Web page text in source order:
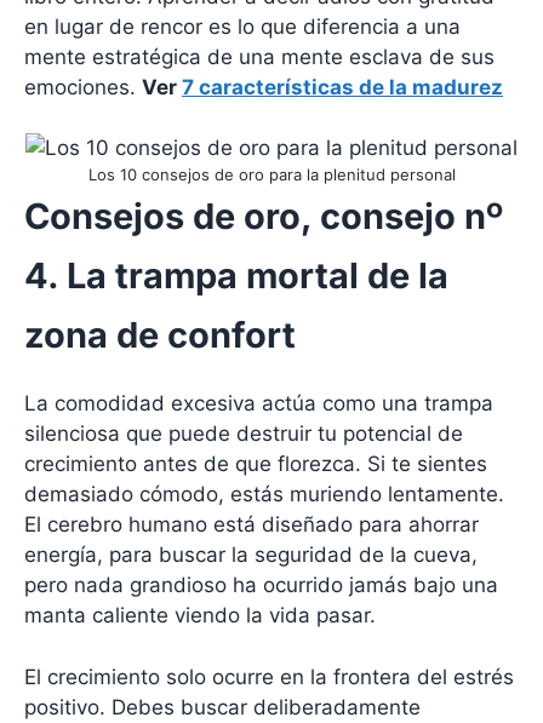
en lugar de rencor es lo que diferencia a una
mente estratégica de una mente esclava de sus
emociones. Ver 7 características de la madurez
Los 10 consejos de oro para la plenitud personal
Consejos de oro, consejo nº
4. La trampa mortal de la
zona de confort
La comodidad excesiva actúa como una trampa
silenciosa que puede destruir tu potencial de
crecimiento antes de que florezca. Si te sientes
demasiado cómodo, estás muriendo lentamente.
El cerebro humano está diseñado para ahorrar
energía, para buscar la seguridad de la cueva,
pero nada grandioso ha ocurrido jamás bajo una
manta caliente viendo la vida pasar.
El crecimiento solo ocurre en la frontera del estrés
positivo. Debes buscar deliberadamente